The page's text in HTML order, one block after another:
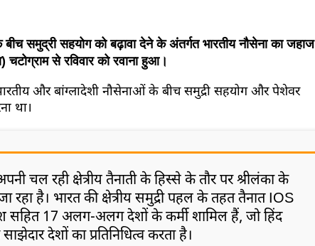
समुद्री सहयोग को बढ़ावा देने के अंतर्गत भारतीय नौसेना का जहाज
से रविवार को रवाना हुआ।
और बांग्लादेशी नौसेनाओं के बीच समुद्री सहयोग और पेशेवर
था।
चल रही क्षेत्रीय तैनाती के हिस्से के तौर पर श्रीलंका के
रहा है। भारत की क्षेत्रीय समुद्री पहल के तहत तैनात IOS
सहित 17 अलग-अलग देशों के कर्मी शामिल हैं, जो हिंद
देशों का प्रतिनिधित्व करता है।